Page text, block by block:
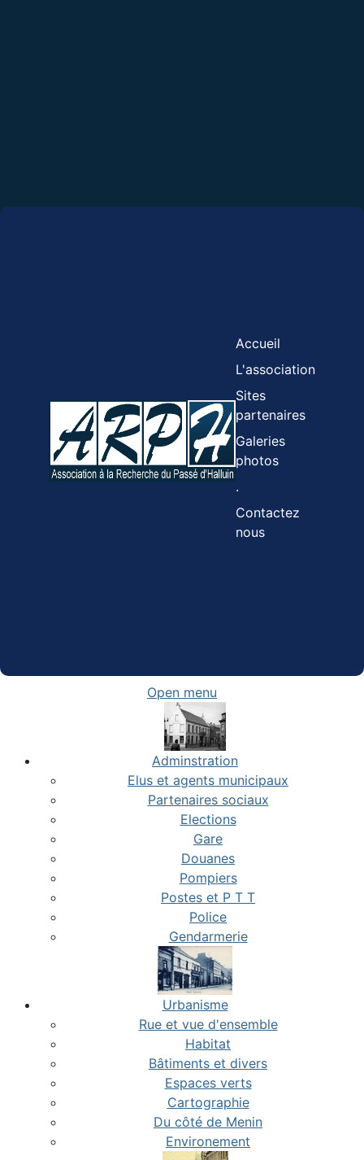
Accueil
L'association
Sites
partenaires
Galeries
photos
.
Contactez
nous
Open menu
Adminstration
Elus et agents municipaux
Partenaires sociaux
Elections
Gare
Douanes
Pompiers
Postes et P T T
Police
Gendarmerie
Urbanisme
Rue et vue d'ensemble
Habitat
Bâtiments et divers
Espaces verts
Cartographie
Du côté de Menin
Environement